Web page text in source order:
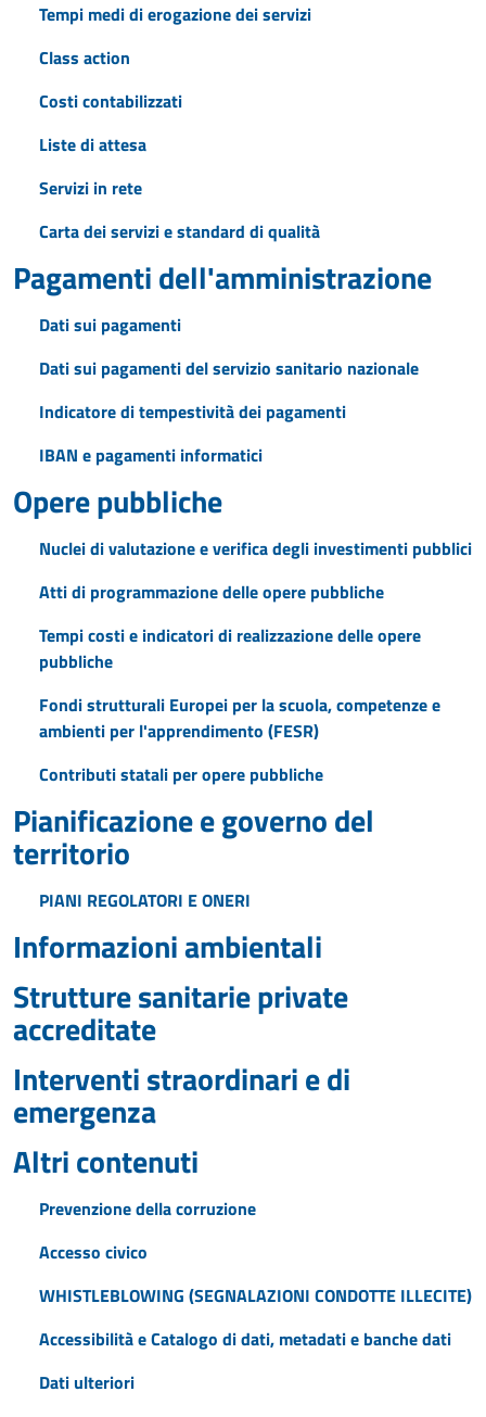
Tempi medi di erogazione dei servizi
Class action
Costi contabilizzati
Liste di attesa
Servizi in rete
Carta dei servizi e standard di qualità
Pagamenti dell'amministrazione
Dati sui pagamenti
Dati sui pagamenti del servizio sanitario nazionale
Indicatore di tempestività dei pagamenti
IBAN e pagamenti informatici
Opere pubbliche
Nuclei di valutazione e verifica degli investimenti pubblici
Atti di programmazione delle opere pubbliche
Tempi costi e indicatori di realizzazione delle opere
pubbliche
Fondi strutturali Europei per la scuola, competenze e
ambienti per l'apprendimento (FESR)
Contributi statali per opere pubbliche
Pianificazione e governo del
territorio
PIANI REGOLATORI E ONERI
Informazioni ambientali
Strutture sanitarie private
accreditate
Interventi straordinari e di
emergenza
Altri contenuti
Prevenzione della corruzione
Accesso civico
WHISTLEBLOWING (SEGNALAZIONI CONDOTTE ILLECITE)
Accessibilità e Catalogo di dati, metadati e banche dati
Dati ulteriori